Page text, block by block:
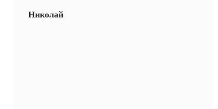
Николай